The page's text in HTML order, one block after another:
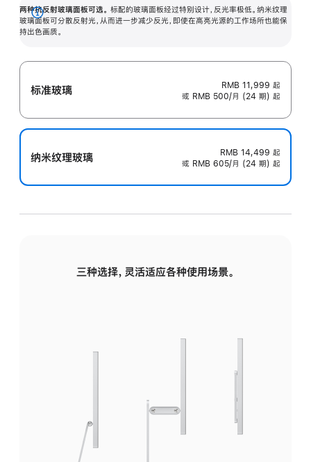
两种抗反射玻璃面板可选。 标配的玻璃面板经过特别设计，反光率极低。纳米纹理
玻璃面板可分散反射光，从而进一步减少反光，即使在高亮光源的工作场所也能保
持出色画质。
展
开
标准玻璃 RMB 11,999 起
或 RMB 500/月 (24 期) 起
纳米纹理玻璃 RMB 14,499 起
或 RMB 605/月 (24 期) 起
三种选择，灵活适应各种使用场景。